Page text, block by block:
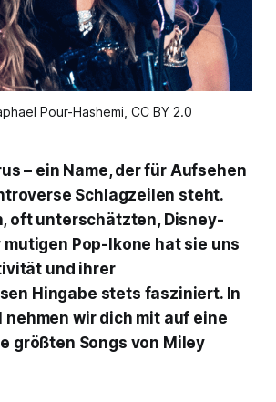
Pour-Hashemi, CC BY 2.0
– ein Name, der für Aufsehen
Schlagzeilen steht.
oft unterschätzten, Disney-
mutigen Pop-Ikone hat sie uns
und ihrer
Hingabe stets fasziniert. In
nehmen wir dich mit auf eine
größten Songs von Miley